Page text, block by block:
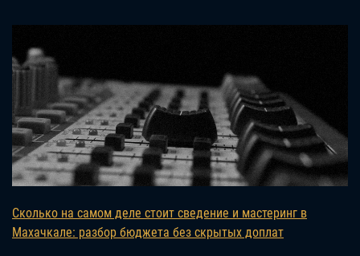
Сколько на самом деле стоит сведение и мастеринг в
Махачкале: разбор бюджета без скрытых доплат